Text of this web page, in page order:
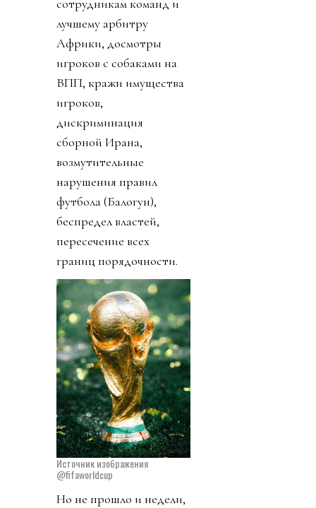
сотрудникам команд и
лучшему арбитру
Африки, досмотры
игроков с собаками на
ВПП, кражи имущества
игроков,
дискриминация
сборной Ирана,
возмутительные
нарушения правил
футбола (Балогун),
беспредел властей,
пересечение всех
границ порядочности.
Источник изображения
@fifaworldcup
Но не прошло и недели,